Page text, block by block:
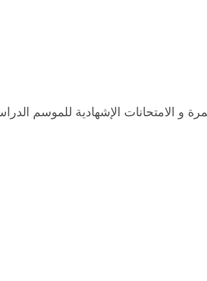
و الامتحانات الإشهادية للموسم